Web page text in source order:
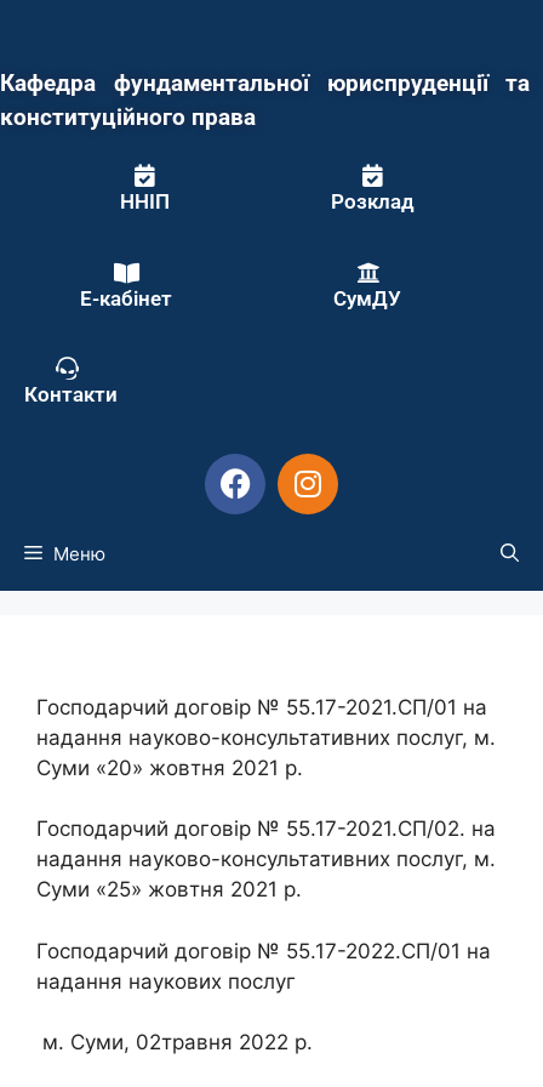
Кафедра фундаментальної юриспруденції та
конституційного права
ННІП Розклад
Е-кабінет СумДУ
Контакти
Меню
Господарчий договір № 55.17-2021.СП/01 на
надання науково-консультативних послуг, м.
Суми «20» жовтня 2021 р.
Господарчий договір № 55.17-2021.СП/02. на
надання науково-консультативних послуг, м.
Суми «25» жовтня 2021 р.
Господарчий договір № 55.17-2022.СП/01 на
надання наукових послуг
м. Суми, 02травня 2022 р.